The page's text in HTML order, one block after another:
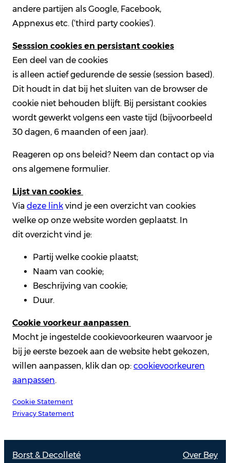
andere partijen als Google, Facebook,
Appnexus etc. (‘third party cookies’).
Sesssion cookies en persistant cookies
Een deel van de cookies
is alleen actief gedurende de sessie (session based).
Dit houdt in dat bij het sluiten van de browser de
cookie niet behouden blijft. Bij persistant cookies
wordt gewerkt volgens een vaste tijd (bijvoorbeeld
30 dagen, 6 maanden of een jaar).
Reageren op ons beleid? Neem dan contact op via
ons algemene formulier.
Lijst van cookies
Via deze link vind je een overzicht van cookies
welke op onze website worden geplaatst. In
dit overzicht vind je:
Partij welke cookie plaatst;
Naam van cookie;
Beschrijving van cookie;
Duur.
Cookie voorkeur aanpassen
Mocht je ingestelde cookievoorkeuren waarvoor je
bij je eerste bezoek aan de website hebt gekozen,
willen aanpassen, klik dan op: cookievoorkeuren
aanpassen.
Cookie Statement
Privacy Statement
Borst & Decolleté Over Bey